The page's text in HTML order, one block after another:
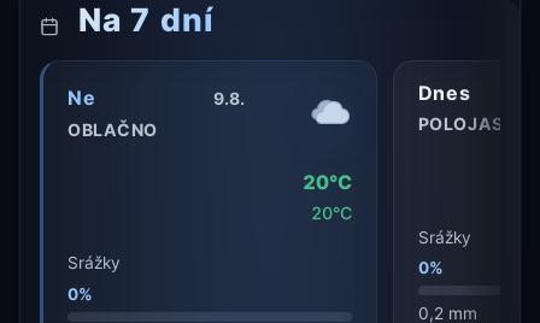
Na 7 dní
Ne
9.8.
OBLAČNO
20°C
20°C
Srážky
0%
Dnes
POLOJASNO
Srážky
0%
0,2 mm